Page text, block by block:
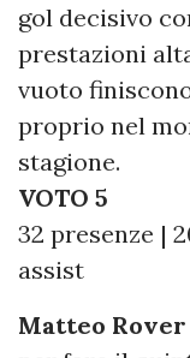
gol decisivo
prestazioni
vuoto
proprio nel
stagione.
VOTO 5
32 presenze |
assist
Matteo Rover